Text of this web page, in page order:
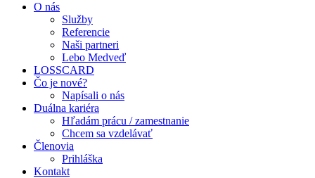
O nás
Služby
Referencie
Naši partneri
Lebo Medveď
LOSSCARD
Čo je nové?
Napísali o nás
Duálna kariéra
Hľadám prácu / zamestnanie
Chcem sa vzdelávať
Členovia
Prihláška
Kontakt